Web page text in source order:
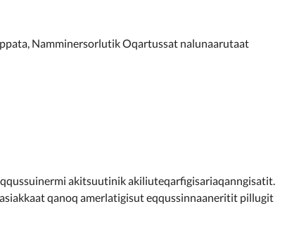
Namminersorlutik Oqartussat nalunaarutaat
akitsuutinik akiliuteqarfigisariaqanngisatit.
qanoq amerlatigisut eqqussinnaaneritit pillugit